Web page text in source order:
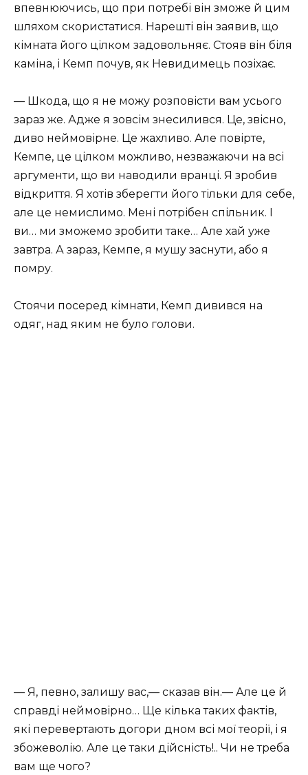
впевнюючись, що при потребі він зможе й цим
шляхом скористатися. Нарешті він заявив, що
кімната його цілком задовольняє. Стояв він біля
каміна, і Кемп почув, як Невидимець позіхає.
— Шкода, що я не можу розповісти вам усього
зараз же. Адже я зовсім знесилився. Це, звісно,
диво неймовірне. Це жахливо. Але повірте,
Кемпе, це цілком можливо, незважаючи на всі
аргументи, що ви наводили вранці. Я зробив
відкриття. Я хотів зберегти його тільки для себе,
але це немислимо. Мені потрібен спільник. І
ви… ми зможемо зробити таке… Але хай уже
завтра. А зараз, Кемпе, я мушу заснути, або я
помру.
Стоячи посеред кімнати, Кемп дивився на
одяг, над яким не було голови.
— Я, певно, залишу вас,— сказав він.— Але це й
справді неймовірно… Ще кілька таких фактів,
які перевертають догори дном всі мої теорії, і я
збожеволію. Але це таки дійсність!.. Чи не треба
вам ще чого?